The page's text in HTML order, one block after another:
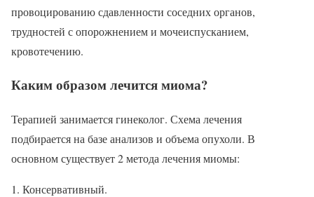
провоцированию сдавленности соседних органов,
трудностей с опорожнением и мочеиспусканием,
кровотечению.
Каким образом лечится миома?
Терапией занимается гинеколог. Схема лечения
подбирается на базе анализов и объема опухоли. В
основном существует 2 метода лечения миомы:
Консервативный.